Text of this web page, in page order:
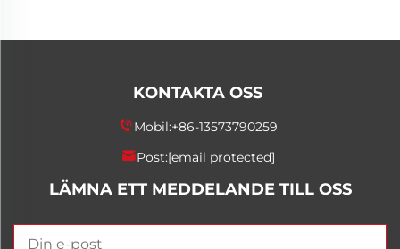
KONTAKTA OSS
Mobil:+86-13573790259
Post:[email protected]
LÄMNA ETT MEDDELANDE TILL OSS